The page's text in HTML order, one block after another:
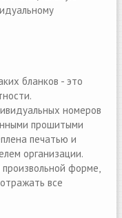
бланков - это
номеров
прошитыми
печатью и
организации.
форме,
все